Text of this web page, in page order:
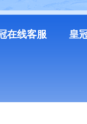
在线客服 皇